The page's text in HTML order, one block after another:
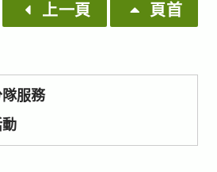
上一頁 頁首
服務